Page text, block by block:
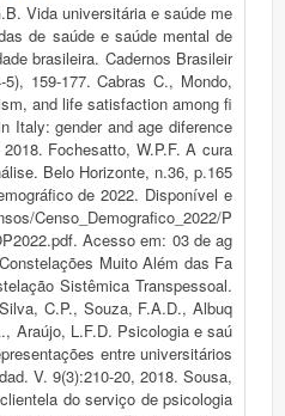
Vida universitária e saúde me
de saúde e saúde mental de
brasileira. Cadernos Brasileir
159-177. Cabras C., Mondo,
and life satisfaction among fi
Italy: gender and age diference
Fochesatto, W.P.F. A cura
Belo Horizonte, n.36, p.165
de 2022. Disponível e
Censo_Demografico_2022/P
Acesso em: 03 de ag
Muito Além das Fa
Sistêmica Transpessoal.
C.P., Souza, F.A.D., Albuq
Araújo, L.F.D. Psicologia e saú
entre universitários
V. 9(3):210-20, 2018. Sousa,
do serviço de psicologia